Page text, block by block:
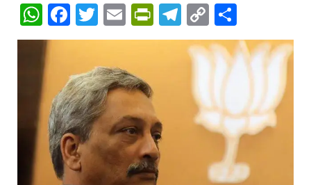
W
h
at
s
A
p
p
F
ac
b
o
o
k
T
w
itt
er
E
m
P
ri
ie
n
dl
y
T
el
e
a
m
C
o
p
Li
n
h
ar
e